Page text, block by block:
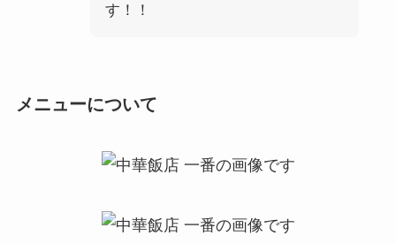
す！！
メニューについて